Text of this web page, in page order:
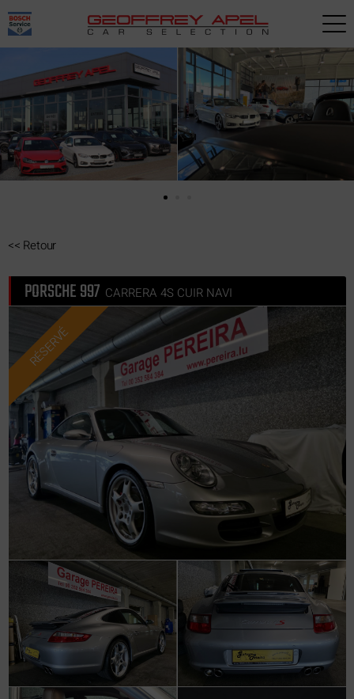
<< Retour
PORSCHE 997 CARRERA 4S CUIR NAVI
RÉSERVÉ